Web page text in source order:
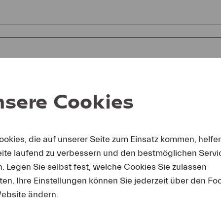
erkäre ich mich einverstanden, dass ich die Fotos nur in
über Lucerne Festival und unter Nennung des
darf. Ich nehme zur Kenntnis, dass Forderungen, die
entstehen, an mich weitergeleitet werden.
Cookies
die auf unserer Seite zum Einsatz kommen,
laufend zu verbessern und den bestmöglichen
Legen Sie selbst fest, welche Cookies Sie zulassen
Ihre Einstellungen können Sie jederzeit über den
ändern.